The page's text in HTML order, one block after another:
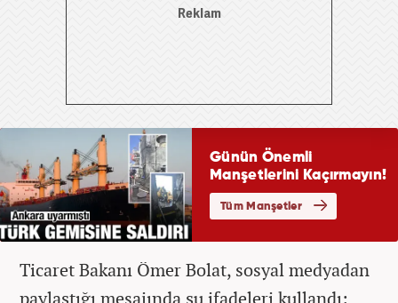
Ticaret Bakanı Ömer Bolat, sosyal medyadan
paylaştığı mesajında şu ifadeleri kullandı: